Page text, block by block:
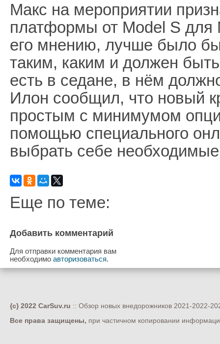
Макс на мероприятии
платформы от Model S
его мнению, лучше было
таким, каким и должен
есть в седане, в нём
Илон сообщил, что новый
простым с минимумом
помощью специального
выбрать себе
Еще по теме:
Добавить комментарий
Для отправки комментария вам
необходимо авторизоваться.
{c} 2022 CarSuv.ru :: Обзор новых внедорожников 2021-2022-
Все права защищены, при частичном копировании